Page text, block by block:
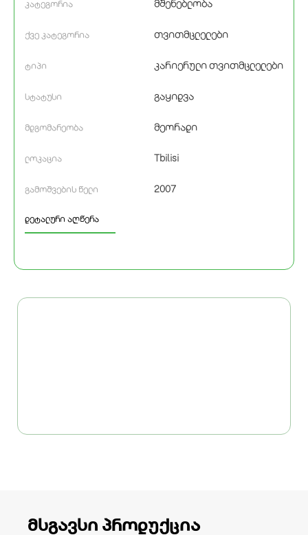
კატეგორია მშენებლობა
ქვე კატეგორია თვითმცლელები
ტიპი კარიერული თვითმცლელები
სტატუსი გაყიდვა
მდგომარეობა მეორადი
ლოკაცია Tbilisi
გამოშვების წელი 2007
დეტალური აღწერა
მსგავსი პროდუქცია